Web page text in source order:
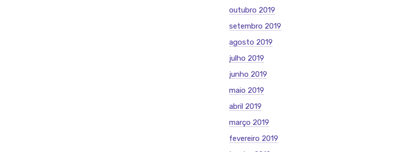
outubro 2019
setembro 2019
agosto 2019
julho 2019
junho 2019
maio 2019
abril 2019
março 2019
fevereiro 2019